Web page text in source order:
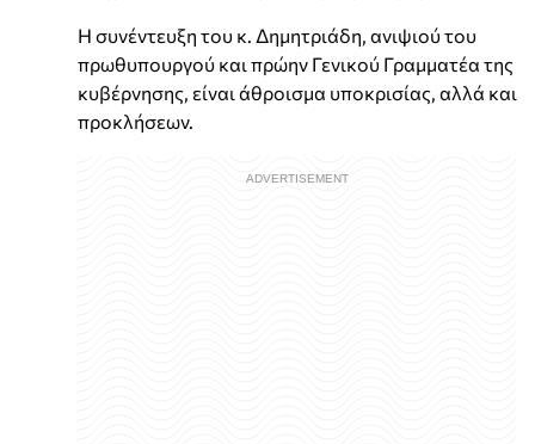
Η συνέντευξη του κ. Δημητριάδη, ανιψιού του
πρωθυπουργού και πρώην Γενικού Γραμματέα της
κυβέρνησης, είναι άθροισμα υποκρισίας, αλλά και
προκλήσεων.